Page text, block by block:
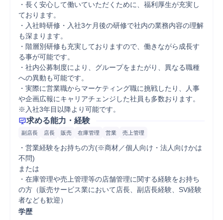
・長く安心して働いていただくために、福利厚生が充実し
ております。
・入社時研修・入社3ケ月後の研修で社内の業務内容の理解
も深まります。
・階層別研修も充実しておりますので、働きながら成長す
る事が可能です。
・社内公募制度により、グループをまたがり、異なる職種
への異動も可能です。
・実際に営業職からマーケティング職に挑戦したり、人事
や企画広報にキャリアチェンジした社員も多数おります。
※入社3年目以降より可能です。
求める能力・経験
副店長 店長 販売 在庫管理 営業 売上管理
・営業経験をお持ちの方(※商材／個人向け・法人向けかは
不問)
または
・在庫管理や売上管理等の店舗管理に関する経験をお持ち
の方（販売サービス業において店長、副店長経験、SV経験
者なども歓迎）
学歴